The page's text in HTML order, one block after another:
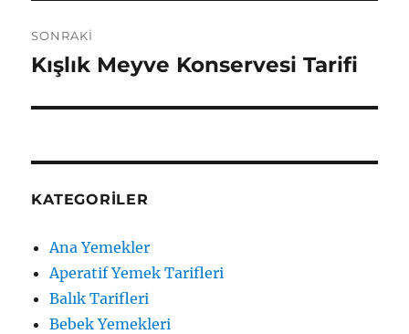
SONRAKI
Sonraki
Kışlık Meyve Konservesi Tarifi
KATEGORILER
Ana Yemekler
Aperatif Yemek Tarifleri
Balık Tarifleri
Bebek Yemekleri